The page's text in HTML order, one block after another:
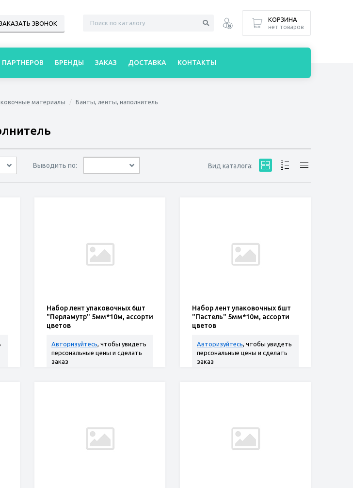
материалы Банты, ленты, наполнитель
Выводить по: Вид каталога:
Набор лент упаковочных 6шт
"Перламутр" 5мм*10м, ассорти
цветов
Авторизуйтесь, чтобы увидеть
персональные цены и сделать
заказ
Набор лент упаковочных 6шт
"Пастель" 5мм*10м, ассорти
цветов
Авторизуйтесь, чтобы увидеть
персональные цены и сделать
заказ
ЗВОНОК
КОРЗИНА
нет товаров
ПАРТНЕРОВ БРЕНДЫ ЗАКАЗ ДОСТАВКА КОНТАКТЫ